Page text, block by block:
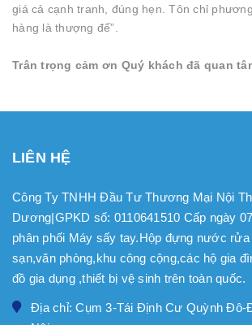
giá cả cạnh tranh, đúng hẹn. Tôn chỉ
hàng là thượng đế”.
Trân trọng cảm ơn Quý khách đã quan
LIÊN HỆ
Công Ty TNHH Đầu Tư Thương Mại Nội
Dương|GPKD số: 0110641510 Cấp ngày
phân phối Máy sấy tay.Hộp đựng nước
sạn,văn phòng,khu công cộng,các hộ gia
đồ gia dụng ,thiết bị vệ sinh trên toàn quốc.
Địa chỉ: Cụm 3-Tái Định Cư Quỳnh Đô-